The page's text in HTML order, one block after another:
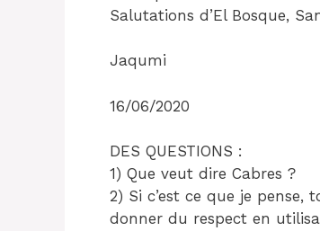
Salutations d’El Bosque,
Jaqumi
16/06/2020
DES QUESTIONS :
1) Que veut dire Cabres ?
2) Si c’est ce que je
donner du respect en